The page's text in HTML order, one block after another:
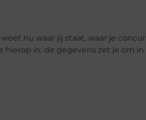
nu waar jij staat, waar je
in: de gegevens zet je om in